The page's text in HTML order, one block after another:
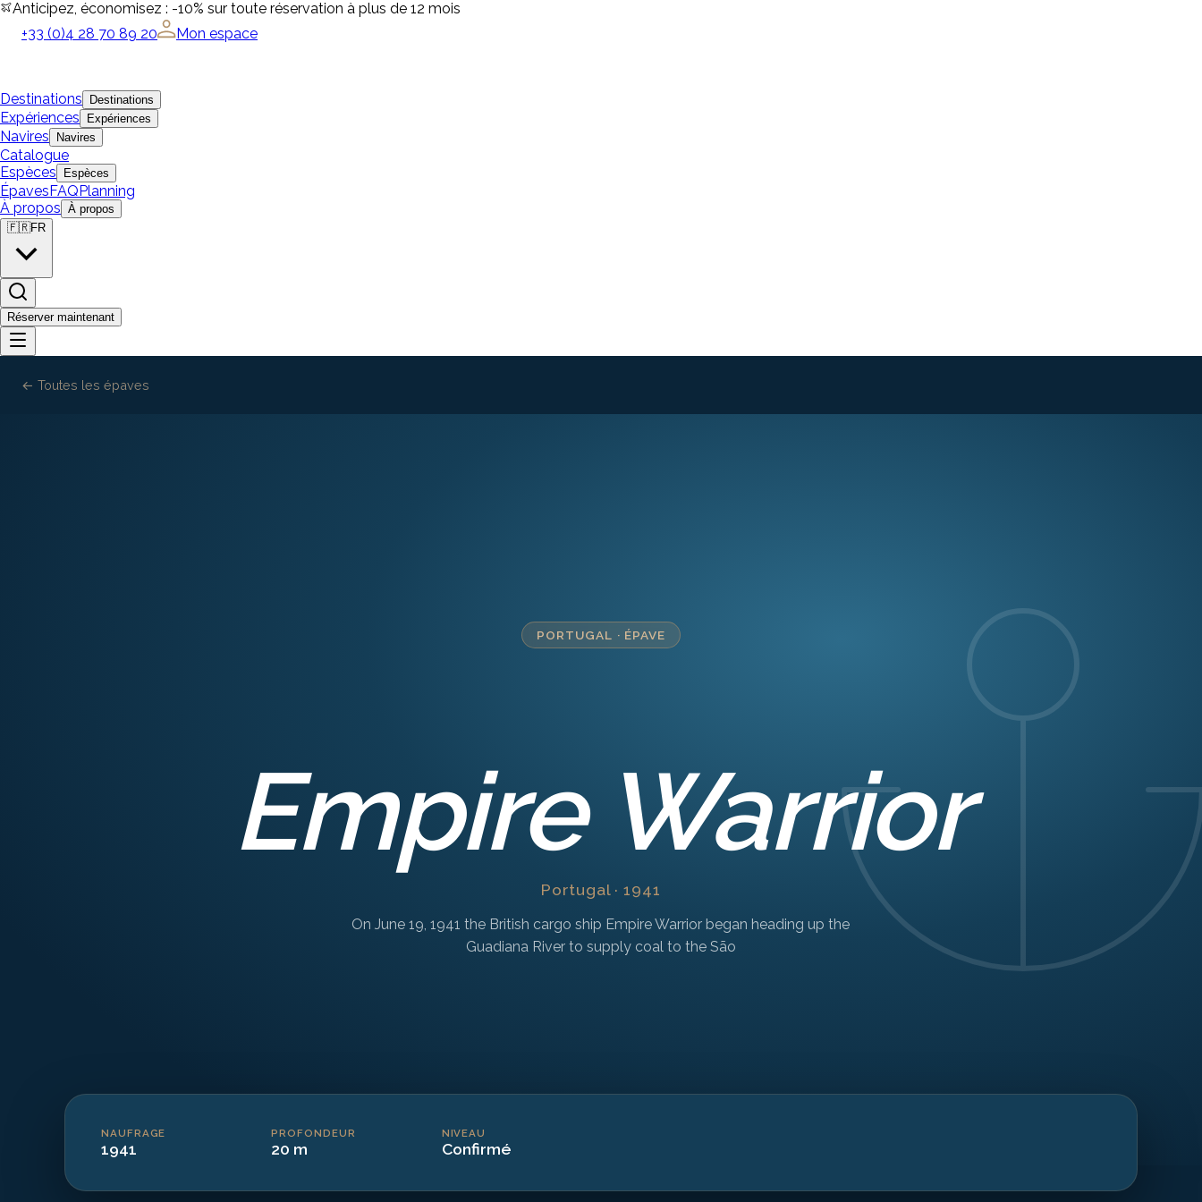
Anticipez, économisez : -10% sur toute réservation à plus de 12 mois
+33 (0)4 28 70 89 20
Mon espace
Destinations Destinations
Expériences Expériences
Navires Navires
Catalogue
Espèces
Espèces
ÉpavesFAQPlanning
À propos À propos
🇫🇷FR
Réserver maintenant
← Toutes les épaves
PORTUGAL · ÉPAVE
Empire Warrior
Portugal · 1941
On June 19, 1941 the British cargo ship Empire Warrior began heading up the
Guadiana River to supply coal to the São
NAUFRAGE
1941
PROFONDEUR
20 m
NIVEAU
Confirmé